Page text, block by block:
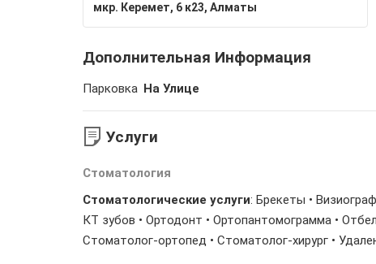
мкр. Керемет, 6 к23, Алматы
Дополнительная Информация
Парковка На Улице
Услуги
Стоматология
Стоматологические услуги: Брекеты •
КТ зубов • Ортодонт • Ортопантомограмма •
Стоматолог-ортопед • Стоматолог-хирург •